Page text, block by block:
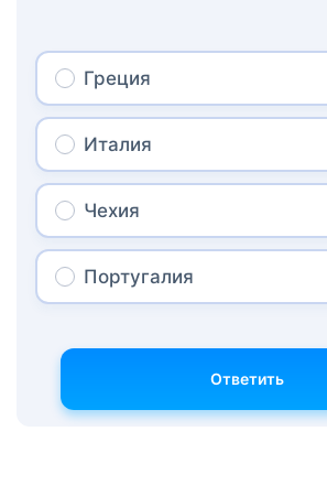
Греция
Италия
Чехия
Португалия
Ответить